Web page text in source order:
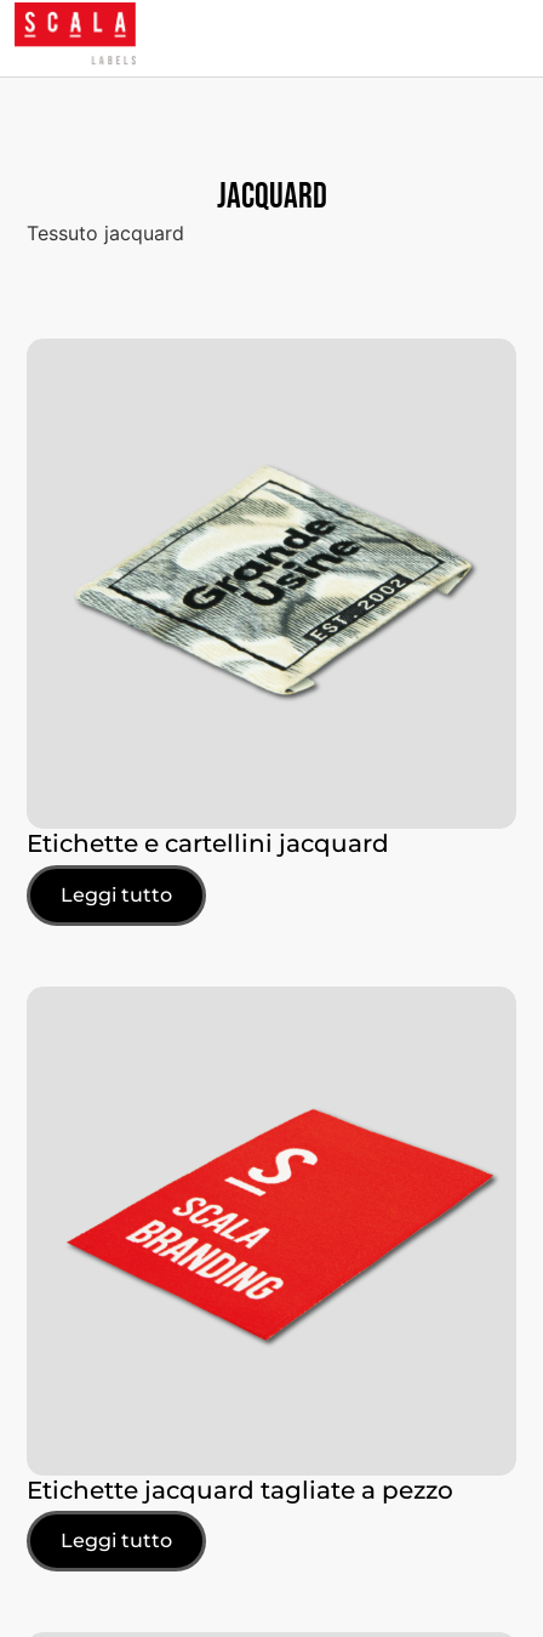
Jacquard
Tessuto jacquard
Etichette e cartellini jacquard
Leggi tutto
Etichette jacquard tagliate a pezzo
Leggi tutto